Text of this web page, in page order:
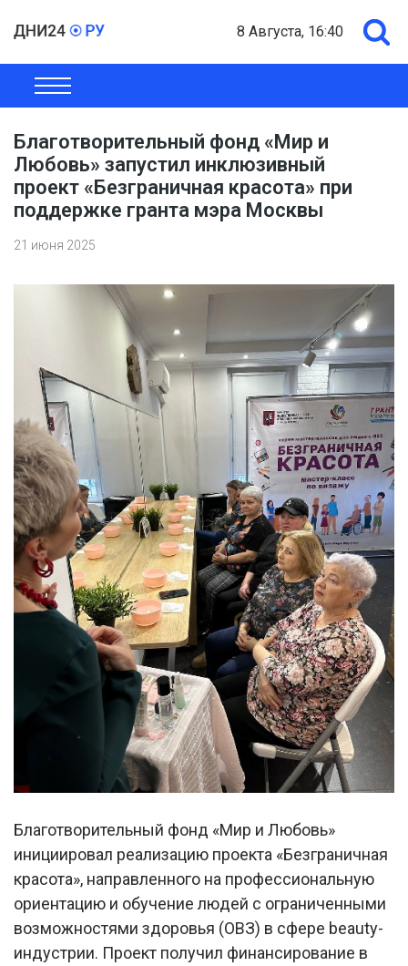
8 Августа, 16:40
ОБЩЕСТВО
Благотворительный фонд «Мир и
Любовь» запустил инклюзивный
проект «Безграничная красота» при
поддержке гранта мэра Москвы
21 июня 2025
Благотворительный фонд «Мир и Любовь»
инициировал реализацию проекта «Безграничная
красота», направленного на профессиональную
ориентацию и обучение людей с ограниченными
возможностями здоровья (ОВЗ) в сфере beauty-
индустрии. Проект получил финансирование в